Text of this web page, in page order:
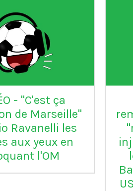
est le seul
qui n'a
été relégué en
Serie B